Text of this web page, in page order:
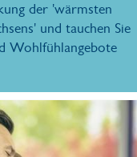
der 'wärmsten
und tauchen Sie
Wohlfühlangebote